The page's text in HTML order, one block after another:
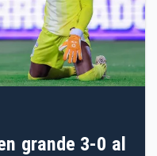
grande 3-0 al